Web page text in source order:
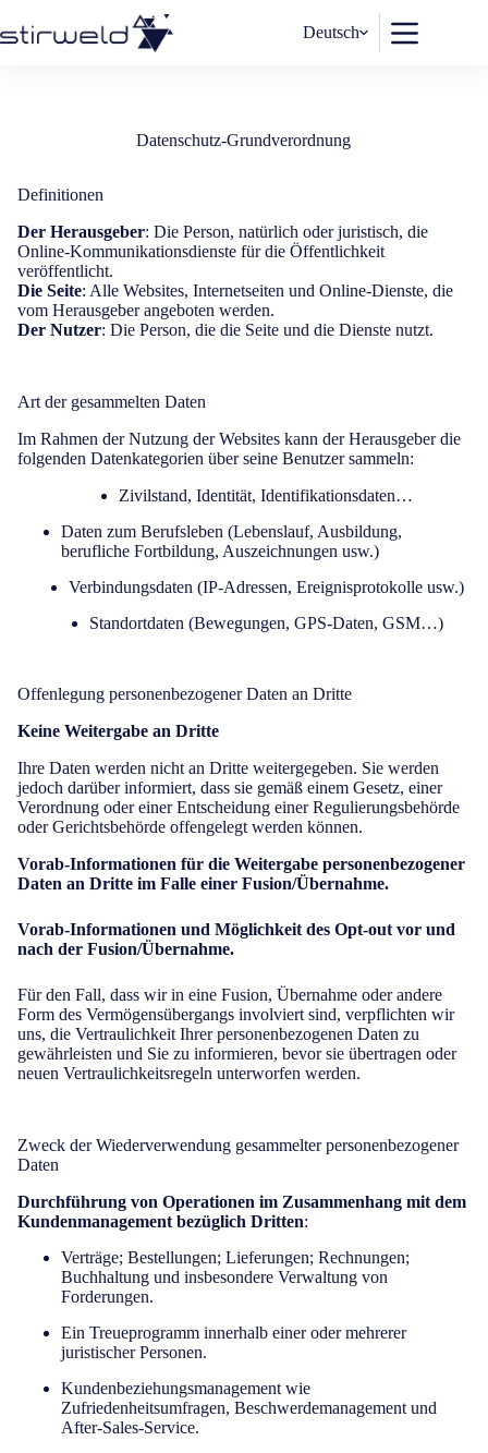
Inhalt
springen
Deutsch
Datenschutz-Grundverordnung
Definitionen
Der Herausgeber: Die Person, natürlich oder juristisch, die
Online-Kommunikationsdienste für die Öffentlichkeit
veröffentlicht.
Die Seite: Alle Websites, Internetseiten und Online-Dienste, die
vom Herausgeber angeboten werden.
Der Nutzer: Die Person, die die Seite und die Dienste nutzt.
Art der gesammelten Daten
Im Rahmen der Nutzung der Websites kann der Herausgeber die
folgenden Datenkategorien über seine Benutzer sammeln:
Zivilstand, Identität, Identifikationsdaten…
Daten zum Berufsleben (Lebenslauf, Ausbildung,
berufliche Fortbildung, Auszeichnungen usw.)
Verbindungsdaten (IP-Adressen, Ereignisprotokolle usw.)
Standortdaten (Bewegungen, GPS-Daten, GSM…)
Offenlegung personenbezogener Daten an Dritte
Keine Weitergabe an Dritte
Ihre Daten werden nicht an Dritte weitergegeben. Sie werden
jedoch darüber informiert, dass sie gemäß einem Gesetz, einer
Verordnung oder einer Entscheidung einer Regulierungsbehörde
oder Gerichtsbehörde offengelegt werden können.
Vorab-Informationen für die Weitergabe personenbezogener
Daten an Dritte im Falle einer Fusion/Übernahme.
Vorab-Informationen und Möglichkeit des Opt-out vor und
nach der Fusion/Übernahme.
Für den Fall, dass wir in eine Fusion, Übernahme oder andere
Form des Vermögensübergangs involviert sind, verpflichten wir
uns, die Vertraulichkeit Ihrer personenbezogenen Daten zu
gewährleisten und Sie zu informieren, bevor sie übertragen oder
neuen Vertraulichkeitsregeln unterworfen werden.
Zweck der Wiederverwendung gesammelter personenbezogener
Daten
Durchführung von Operationen im Zusammenhang mit dem
Kundenmanagement bezüglich Dritten:
Verträge; Bestellungen; Lieferungen; Rechnungen;
Buchhaltung und insbesondere Verwaltung von
Forderungen.
Ein Treueprogramm innerhalb einer oder mehrerer
juristischer Personen.
Kundenbeziehungsmanagement wie
Zufriedenheitsumfragen, Beschwerdemanagement und
After-Sales-Service.